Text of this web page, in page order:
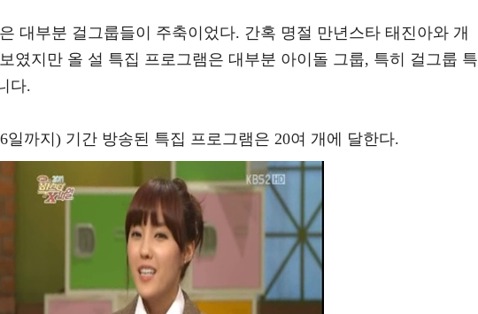
대부분 걸그룹들이 주축이었다. 간혹 명절 만년스타 태진아와 개
였지만 올 설 특집 프로그램은 대부분 아이돌 그룹, 특히 걸그룹 특
다.
일까지) 기간 방송된 특집 프로그램은 20여 개에 달한다.